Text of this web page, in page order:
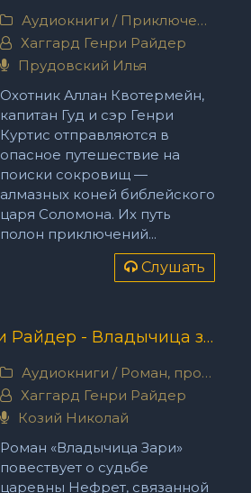
Аудиокниги / Приключения
Хаггард Генри Райдер
Прудовский Илья
Охотник Аллан Квотермейн,
капитан Гуд и сэр Генри
Куртис отправляются в
опасное путешествие на
поиски сокровищ —
алмазных коней библейского
царя Соломона. Их путь
полон приключений...
Слушать
Хаггард Генри Райдер - Владычица зари
Аудиокниги / Роман, проза
Хаггард Генри Райдер
Козий Николай
Роман «Владычица Зари»
повествует о судьбе
царевны Нефрет, связанной